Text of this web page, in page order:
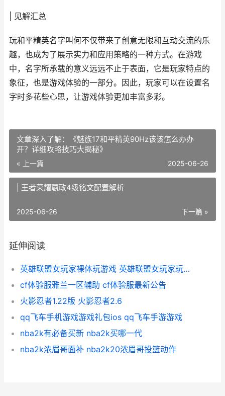
| 见解汇总
玩和平精英名字叫何不仅带来了创意无限和互动交流的乐
趣，也成为了展示实力和应用策略的一种方式。在游戏
中，名字所承载的意义远远不止于表面，它是玩家特点的
象征，也是游戏体验的一部分。因此，玩家可以在设置名
字时多花些心思，让游戏体验更加丰富多彩。
文章深入了解：《魅族17和平精英90Hz该该怎么办办
开？详细攻略技巧大揭秘》
« 上一篇 2025-06-26
| 王者荣耀嬴政4级铭文配置解析
下一篇 »
2025-06-26
延伸阅读
英雄联盟女玩家裸体玩游戏 英雄联盟女玩家玩的最多的英雄
cf体验服雅兰一区辅助 cf体验服最新公告
火影忍者1.22版 火影忍者2.6
qq飞车手机游戏游戏礼包ios qq飞车手游游戏
nba2k有必备买新 nba2k买哪一代
nba2k浓眉哥面补 nba2k20浓眉哥投篮动作